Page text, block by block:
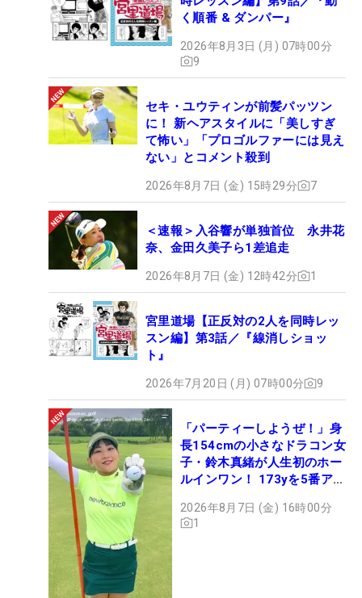
く順番 & ダンパー』
2026年8月3日 (月) 07時00分
9
セキ・ユウティンが前髪パッツン
に！ 新ヘアスタイルに「美しすぎ
て怖い」「プロゴルファーには見え
ない」とコメント殺到
2026年8月7日 (金) 15時29分 7
＜速報＞入谷響が単独首位 永井花
奈、金田久美子ら1差追走
2026年8月7日 (金) 12時42分 1
宮里道場【正反対の2人を同時レッ
スン編】第3話／『線消しショッ
ト』
2026年7月20日 (月) 07時00分 9
「パーティーしようぜ！」身
長154cmの小さなドラコン女
子・鈴木真緒が人生初のホー
ルインワン！ 173yを5番アイ
2026年8月7日 (金) 16時00分
1